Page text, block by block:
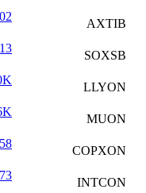
AXTIB
SOXSB
LLYON
MUON
COPXON
INTCON